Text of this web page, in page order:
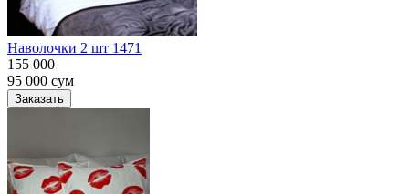
Наволочки 2 шт 1471
155 000
95 000 сум
Заказать